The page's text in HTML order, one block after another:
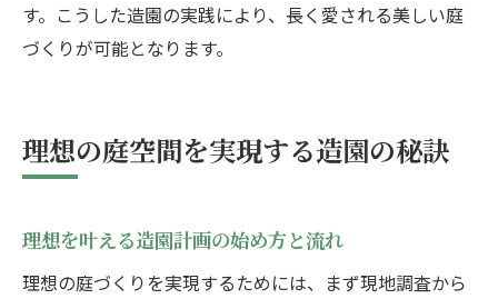
す。こうした造園の実践により、長く愛される美しい庭
づくりが可能となります。
理想の庭空間を実現する造園の秘訣
理想を叶える造園計画の始め方と流れ
理想の庭づくりを実現するためには、まず現地調査から